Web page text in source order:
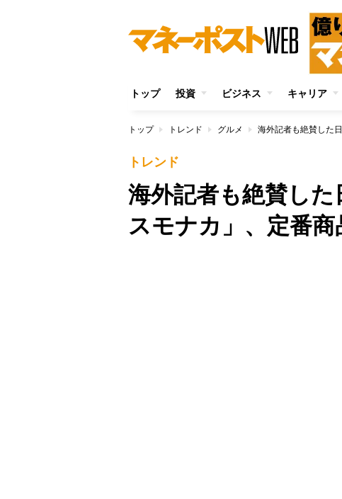
トップ 投資 ビジネス キャリア
トップ トレンド グルメ
トレンド
海外記者も絶賛し
スモナカ」、定番